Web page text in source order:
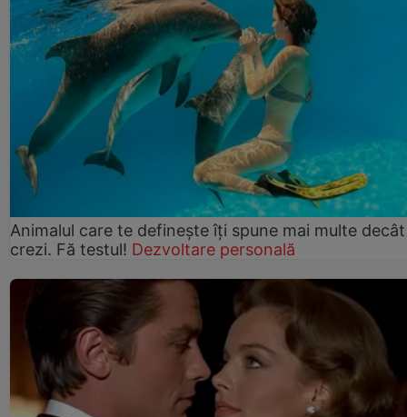
Animalul care te definește îți spune mai multe decât
crezi. Fă testul! Dezvoltare personală